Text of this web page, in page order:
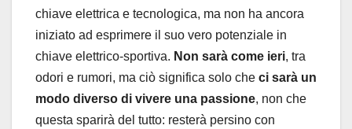
chiave elettrica e tecnologica, ma non ha ancora
iniziato ad esprimere il suo vero potenziale in
chiave elettrico-sportiva. Non sarà come ieri, tra
odori e rumori, ma ciò significa solo che ci sarà un
modo diverso di vivere una passione, non che
questa sparirà del tutto: resterà persino con